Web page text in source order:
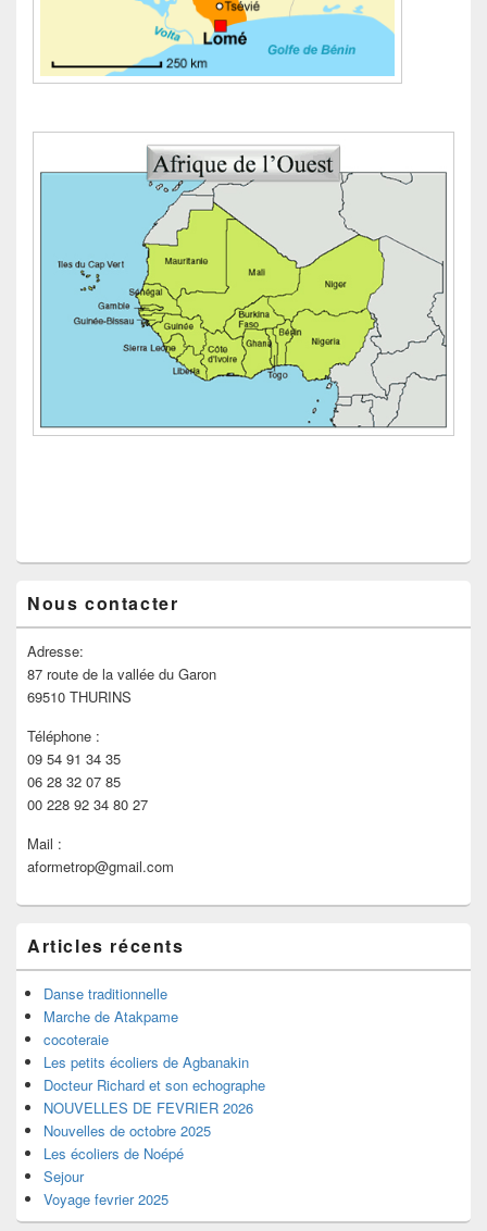
principale
de
widget
pour
barre
latérale
Nous contacter
Adresse:
87 route de la vallée du Garon
69510 THURINS
Téléphone :
09 54 91 34 35
06 28 32 07 85
00 228 92 34 80 27
Mail :
aformetrop@gmail.com
Articles récents
Danse traditionnelle
Marche de Atakpame
cocoteraie
Les petits écoliers de Agbanakin
Docteur Richard et son echographe
NOUVELLES DE FEVRIER 2026
Nouvelles de octobre 2025
Les écoliers de Noépé
Sejour
Voyage fevrier 2025